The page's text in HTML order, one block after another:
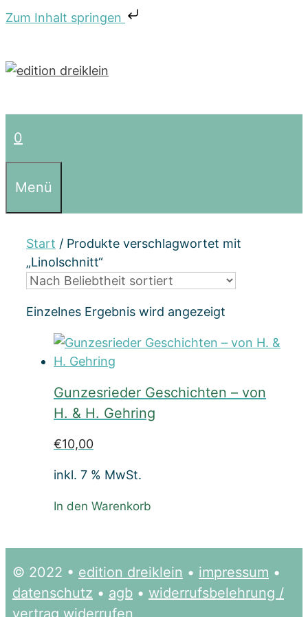
Zum Inhalt springen
springen
0
Menü
Start / Produkte verschlagwortet mit
„Linolschnitt“
Einzelnes Ergebnis wird angezeigt
Gunzesrieder Geschichten – von
H. & H. Gehring
€10,00
inkl. 7 % MwSt.
In den Warenkorb
© 2022 • edition dreiklein • impressum •
datenschutz • agb • widerrufsbelehrung /
vertrag widerrufen